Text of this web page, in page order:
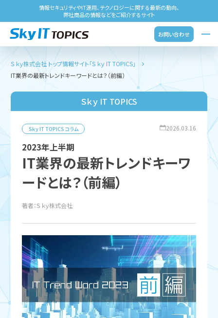
情報セキュリティやIT運用、テクノロジーに関する最新の動向、
弊社商品の情報などをご紹介するサイト
お問い合わせ
Ｓｋｙ株式会社 トップ情報サイト「Ｓｋｙ IT TOPICS」
IT業界の最新トレンドキーワードとは？（前編）
Ｓｋｙ IT TOPICS
Ｓｋｙ IT TOPICS コラム 2026.03.16
2023年上半期
IT業界の最新トレンドキーワ
ードとは？（前編）
著者：Ｓｋｙ株式会社